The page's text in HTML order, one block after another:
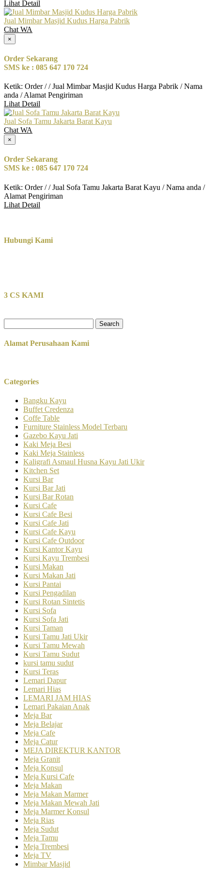
Lihat Detail
Jual Mimbar Masjid Kudus Harga Pabrik
Chat WA
×
Order Sekarang
SMS ke : 085 647 170 724
Ketik: Order / / Jual Mimbar Masjid Kudus Harga Pabrik / Nama
anda / Alamat Pengiriman
Lihat Detail
Jual Sofa Tamu Jakarta Barat Kayu
Chat WA
×
Order Sekarang
SMS ke : 085 647 170 724
Ketik: Order / / Jual Sofa Tamu Jakarta Barat Kayu / Nama anda /
Alamat Pengiriman
Lihat Detail
Hubungi Kami
3 CS KAMI
for:
Alamat Perusahaan Kami
Categories
Bangku Kayu
Buffet Credenza
Coffe Table
Furniture Stainless Model Terbaru
Gazebo Kayu Jati
Kaki Meja Besi
Kaki Meja Stainless
Kaligrafi Asmaul Husna Kayu Jati Ukir
Kitchen Set
Kursi Bar
Kursi Bar Jati
Kursi Bar Rotan
Kursi Cafe
Kursi Cafe Besi
Kursi Cafe Jati
Kursi Cafe Kayu
Kursi Cafe Outdoor
Kursi Kantor Kayu
Kursi Kayu Trembesi
Kursi Makan
Kursi Makan Jati
Kursi Pantai
Kursi Pengadilan
Kursi Rotan Sintetis
Kursi Sofa
Kursi Sofa Jati
Kursi Taman
Kursi Tamu Jati Ukir
Kursi Tamu Mewah
Kursi Tamu Sudut
kursi tamu sudut
Kursi Teras
Lemari Dapur
Lemari Hias
LEMARI JAM HIAS
Lemari Pakaian Anak
Meja Bar
Meja Belajar
Meja Cafe
Meja Catur
MEJA DIREKTUR KANTOR
Meja Granit
Meja Konsul
Meja Kursi Cafe
Meja Makan
Meja Makan Marmer
Meja Makan Mewah Jati
Meja Marmer Konsul
Meja Rias
Meja Sudut
Meja Tamu
Meja Trembesi
Meja TV
Mimbar Masjid